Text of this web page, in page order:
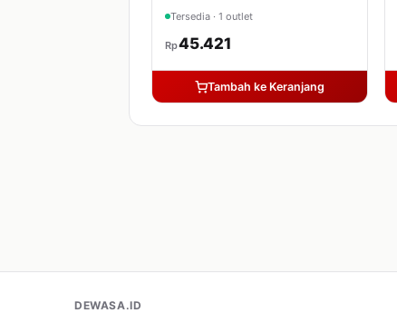
Tersedia · 1 outlet
Rp45.421
Tambah ke Keranjang
DEWASA.ID